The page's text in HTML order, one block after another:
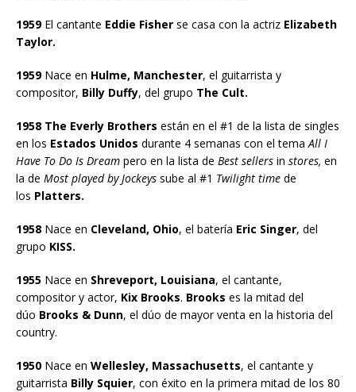
1959El cantante Eddie Fisher se casa con la actriz Elizabeth
Taylor.
1959Nace en Hulme, Manchester, el guitarrista y
compositor, Billy Duffy, del grupo The Cult.
1958 The Everly Brothers están en el #1 de la lista de singles
en los Estados Unidos durante 4 semanas con el tema All I
Have To Do Is Dream pero en la lista de Best sellers in stores, en
la de Most played by Jockeys sube al #1 Twilight time de
los Platters.
1958 Nace en Cleveland, Ohio, el batería Eric Singer, del
grupo KISS.
1955 Nace en Shreveport, Louisiana, el cantante,
compositor y actor, Kix Brooks. Brooks es la mitad del
dúo Brooks & Dunn, el dúo de mayor venta en la historia del
country.
1950 Nace en Wellesley, Massachusetts, el cantante y
guitarrista Billy Squier, con éxito en la primera mitad de los 80